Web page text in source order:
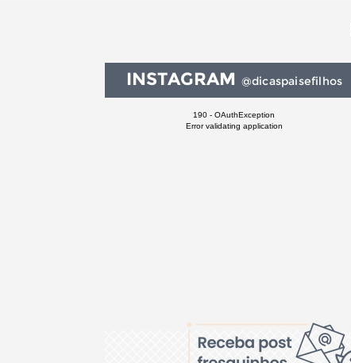
INSTAGRAM @dicaspaisefilhos
190 - OAuthException
Error validating application